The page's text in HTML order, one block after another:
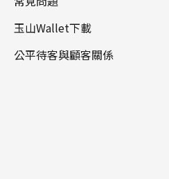
玉山Wallet下載
公平待客與顧客關係